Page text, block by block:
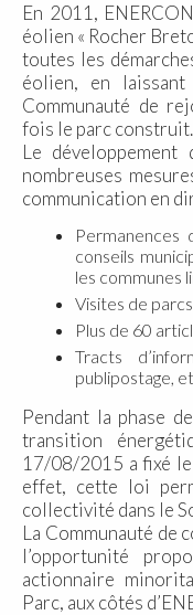
En 2011,
éolien « Rocher
toutes les
éolien, en
Communauté de
fois le parc construit.
Le
nombreuses
communication en
Permanences
conseils
les communes
Visites de
Plus de 60
Tracts
publipostage,
Pendant la phase
transition
17/08/2015 a fixé
effet, cette loi
collectivité dans le
La Communauté de
l’opportunité
actionnaire
Parc, aux côtés